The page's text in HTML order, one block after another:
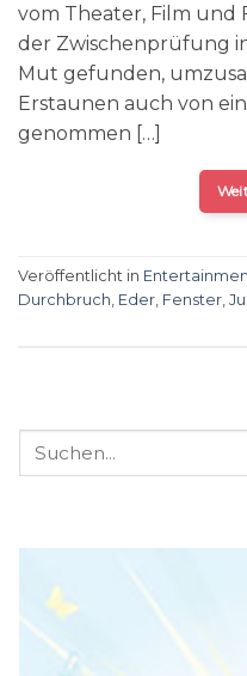
vom Theater, Film und
der Zwischenprüfung
Mut gefunden,
Erstaunen auch von
genommen […]
Veröffentlicht in
Durchbruch Eder Fenster